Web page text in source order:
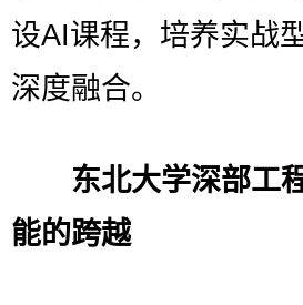
设AI课程，培养实战
深度融合。
东北大学深部工
能的跨越